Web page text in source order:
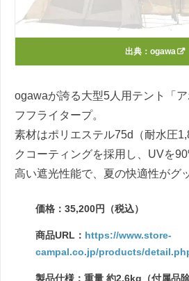
出典： ogawa
ogawaが誇る大型5人用テント「
フフライタープ。
素材はポリエステル75d（耐水圧
クコーティングを採用し、UVを
高い遮光性能で、夏の快適性がグ
価格：35,200円（税込）
商品URL： https://www.store-
campal.co.jp/products/
製品仕様：重量 約2.6kg（付属品除